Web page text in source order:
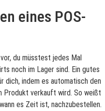
eines POS-
du müsstest jedes Mal
noch im Lager sind. Ein gutes
dich, indem es automatisch den
Produkt verkauft wird. So weißt
es Zeit ist, nachzubestellen.